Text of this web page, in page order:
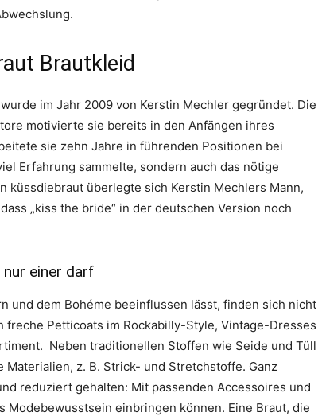
Brautkleid
im Jahr 2009 von Kerstin Mechler gegründet. Die
motivierte sie bereits in den Anfängen ihres
sie zehn Jahre in führenden Positionen bei
Erfahrung sammelte, sondern auch das nötige
küssdiebraut überlegte sich Kerstin Mechlers Mann,
„kiss the bride“ in der deutschen Version noch
einer darf
und dem Bohéme beeinflussen lässt, finden sich nicht
freche Petticoats im Rockabilly-Style, Vintage-Dresses
Neben traditionellen Stoffen wie Seide und Tüll
z. B. Strick- und Stretchstoffe. Ganz
reduziert gehalten: Mit passenden Accessoires und
Modebewusstsein einbringen können. Eine Braut, die